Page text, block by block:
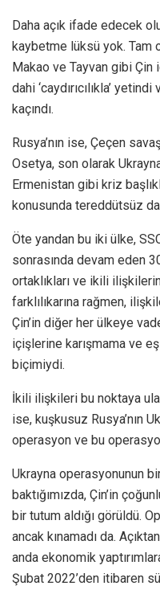
Daha açık ifade edecek
kaybetme lüksü yok. Tam
Makao ve Tayvan gibi Çin
dahi ‘caydırıcılıkla’
kaçındı.
Rusya’nın ise, Çeçen
Osetya, son olarak
Ermenistan gibi kriz
konusunda tereddütsüz
Öte yandan bu iki ülke,
sonrasında devam eden
ortaklıkları ve ikili
farklılıkarına rağmen,
Çin’in diğer her ülkeye
içişlerine karışmama ve
biçimiydi.
İkili ilişkileri bu noktaya
ise, kuşkusuz Rusya’nın
operasyon ve bu
Ukrayna operasyonunun
baktığımızda, Çin’in
bir tutum aldığı görüldü.
ancak kınamadı da.
anda ekonomik
Şubat 2022’den itibaren